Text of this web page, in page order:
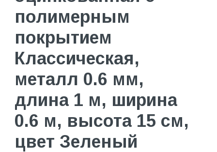
полимерным
покрытием
Классическая,
металл 0.6 мм,
длина 1 м, ширина
0.6 м, высота 15 см,
цвет Зеленый